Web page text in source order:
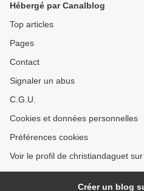
Hébergé par Canalblog
Top articles
Pages
Contact
Signaler un abus
C.G.U.
Cookies et données personnelles
Préférences cookies
Voir le profil de christiandaguet
Créer un blog